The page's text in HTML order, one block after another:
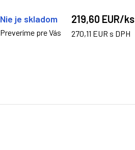
Nie je skladom
Preveríme pre Vás
219,60 EUR/ks
270,11 EUR s DPH